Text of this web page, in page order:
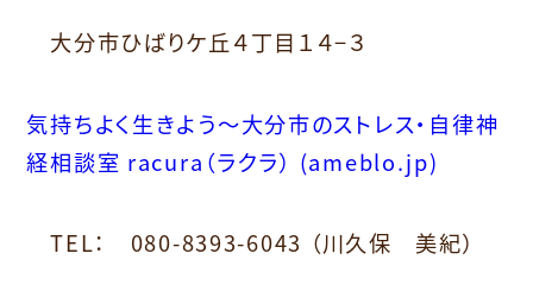
大分市ひばりケ丘４丁目１４−３
気持ちよく生きよう～大分市のストレス・自律神
経相談室 racura（ラクラ） (ameblo.jp)
TEL： 080-8393-6043 （川久保 美紀）